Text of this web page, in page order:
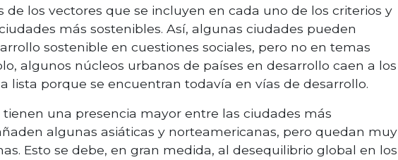
los vectores que se incluyen en cada uno de los criterios y
más sostenibles. Así, algunas ciudades pueden
sostenible en cuestiones sociales, pero no en temas
algunos núcleos urbanos de países en desarrollo caen a los
lista porque se encuentran todavía en vías de desarrollo.
tienen una presencia mayor entre las ciudades más
algunas asiáticas y norteamericanas, pero quedan muy
Esto se debe, en gran medida, al desequilibrio global en los